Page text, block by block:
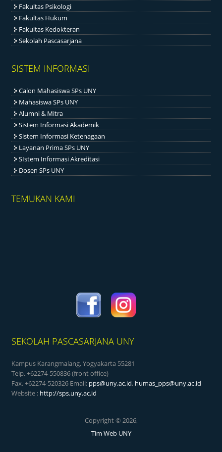
Fakultas Psikologi
Fakultas Hukum
Fakultas Kedokteran
Sekolah Pascasarjana
SISTEM INFORMASI
Calon Mahasiswa SPs UNY
Mahasiswa SPs UNY
Alumni & Mitra
Sistem Informasi Akademik
Sistem Informasi Ketenagaan
Layanan Prima SPs UNY
SIstem Informasi Akreditasi
Dosen SPs UNY
TEMUKAN KAMI
SEKOLAH PASCASARJANA UNY
Kampus Karangmalang, Yogyakarta 55281
Telp. +62274-550836 (front office)
Fax. +62274-520326 Email: pps@uny.ac.id, humas_pps@uny.ac.id
Website : http://sps.uny.ac.id
Copyright © 2026,
Tim Web UNY